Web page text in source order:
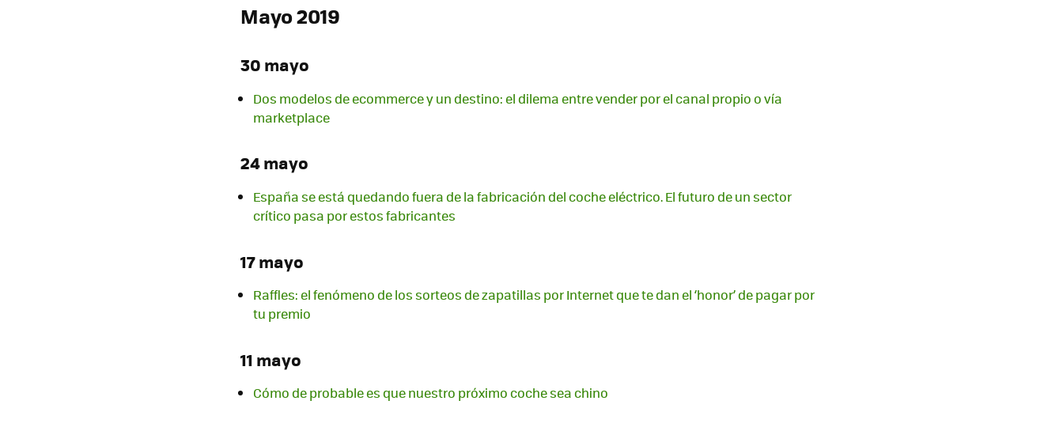
Mayo 2019
30 mayo
Dos modelos de ecommerce y un destino: el dilema entre vender por el canal propio o vía
marketplace
24 mayo
España se está quedando fuera de la fabricación del coche eléctrico. El futuro de un sector
crítico pasa por estos fabricantes
17 mayo
Raffles: el fenómeno de los sorteos de zapatillas por Internet que te dan el ‘honor’ de pagar por
tu premio
11 mayo
Cómo de probable es que nuestro próximo coche sea chino